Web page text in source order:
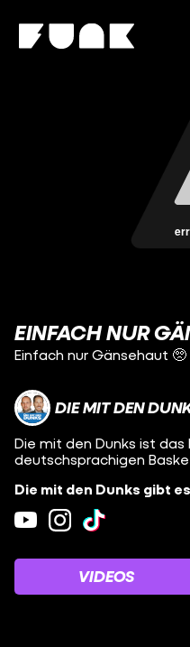
EINFACH NUR
Einfach nur Gänsehaut 🥺
DIE MIT DEN
Die mit den Dunks ist
deutschsprachigen
Die mit den Dunks gibt
VIDEOS